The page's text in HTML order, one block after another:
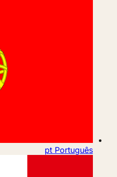
pt Português